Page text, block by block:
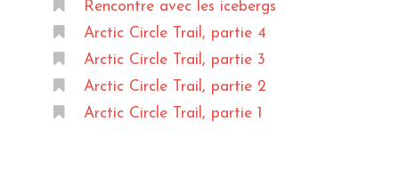
Rencontre avec les icebergs
Arctic Circle Trail, partie 4
Arctic Circle Trail, partie 3
Arctic Circle Trail, partie 2
Arctic Circle Trail, partie 1